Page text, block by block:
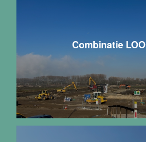
Combinatie LOO